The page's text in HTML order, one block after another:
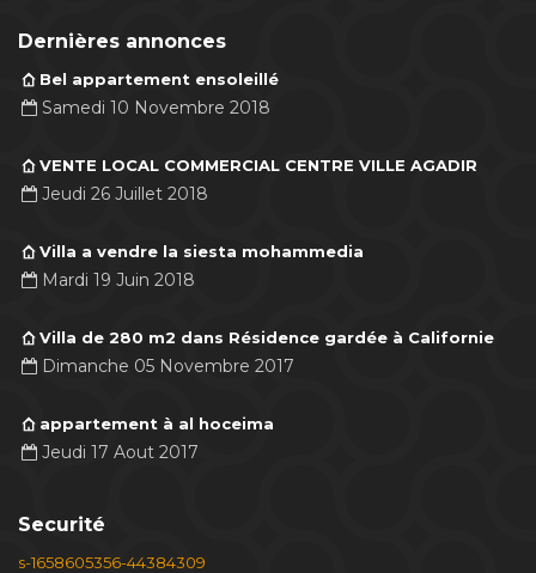
Dernières annonces
Bel appartement ensoleillé
Samedi 10 Novembre 2018
VENTE LOCAL COMMERCIAL CENTRE VILLE AGADIR
Jeudi 26 Juillet 2018
Villa a vendre la siesta mohammedia
Mardi 19 Juin 2018
Villa de 280 m2 dans Résidence gardée à Californie
Dimanche 05 Novembre 2017
appartement à al hoceima
Jeudi 17 Aout 2017
Securité
s-1658605356-44384309